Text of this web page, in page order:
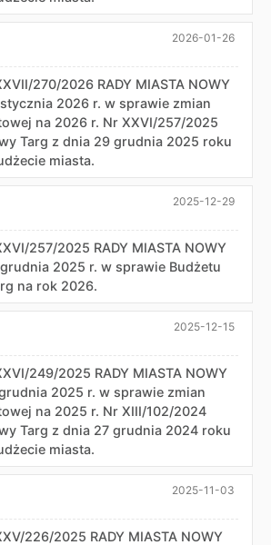
2026-01-26
270/2026 RADY MIASTA NOWY
2026 r. w sprawie zmian
na 2026 r. Nr XXVI/257/2025
Targ z dnia 29 grudnia 2025 roku
miasta.
2025-12-29
257/2025 RADY MIASTA NOWY
2025 r. w sprawie Budżetu
na rok 2026.
2025-12-15
249/2025 RADY MIASTA NOWY
2025 r. w sprawie zmian
na 2025 r. Nr XIII/102/2024
Targ z dnia 27 grudnia 2024 roku
miasta.
2025-11-03
226/2025 RADY MIASTA NOWY